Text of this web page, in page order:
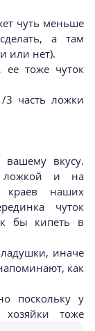
чуть меньше
а там
или нет).
ее тоже чуток
3 часть ложки
вкусу.
ложкой и на
краев наших
чуток
бы кипеть в
иначе
как
поскольку у
тоже